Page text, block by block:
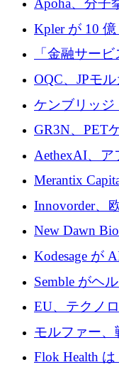
の資本シフト
Apoha、分子
リジェンス」
かけてステ
Kpler が 10
Contentful を
ンを開始
「金融サー
いる」と「欧
スが語る
OQC、JPモ
界のフィン
するために
上げ
ケンブリッジ
ィープテック
を構築
GR3N、PET
めにシリーズ
AethexAI、
ストラクチャ
Merantix
スタートアッ
ァンドを立ち
Innovorder、
めに2,000万
New Dawn
ドで 210 万
Kodesage が
ェアの最新化
Semble がヘ
拡大するため
を調達
EU、テクノ
保護」に関す
モルファー
ムを最前線に
Flok Health